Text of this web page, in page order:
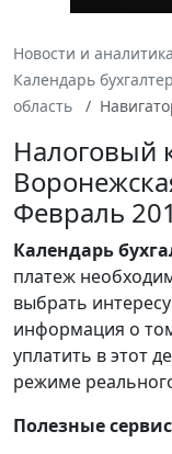
Новости и аналитика
Календарь
область
Налоговый
Февраль
Календарь
платеж
выбрать
информация о
уплатить в этот
режиме
Полезные